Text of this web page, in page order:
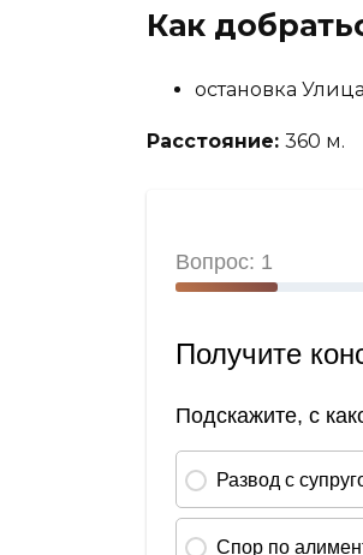
Как
остановка
Расстояние: 360 м.